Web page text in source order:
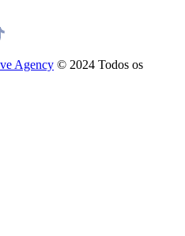
Agency © 2024 Todos os